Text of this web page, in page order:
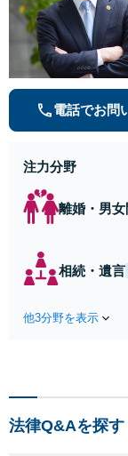
電話でお問
注力分野
離婚・男女
相続・遺言
他3分野を表示
法律Q&Aを探す